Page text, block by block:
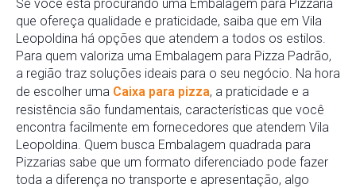
Se você está procurando uma Embalagem para Pizzaria
que ofereça qualidade e praticidade, saiba que em Vila
Leopoldina há opções que atendem a todos os estilos.
Para quem valoriza uma Embalagem para Pizza Padrão,
a região traz soluções ideais para o seu negócio. Na hora
de escolher uma Caixa para pizza, a praticidade e a
resistência são fundamentais, características que você
encontra facilmente em fornecedores que atendem Vila
Leopoldina. Quem busca Embalagem quadrada para
Pizzarias sabe que um formato diferenciado pode fazer
toda a diferença no transporte e apresentação, algo